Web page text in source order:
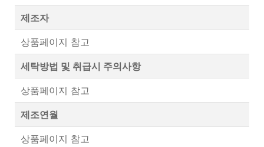
제조자
상품페이지 참고
세탁방법 및 취급시 주의사항
상품페이지 참고
제조연월
상품페이지 참고